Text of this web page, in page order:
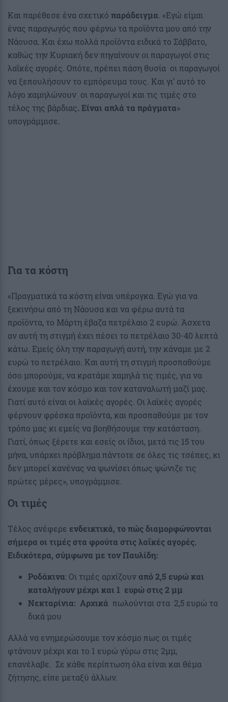
Και παρέθεσε ένα σχετικό παράδειγμα. «Εγώ είμαι
ένας παραγωγός που φέρνω τα προϊόντα μου από την
Νάουσα. Και έχω πολλά προϊόντα ειδικά το Σάββατο,
καθώς την Κυριακή δεν πηγαίνουν οι παραγωγοί στις
λαϊκές αγορές. Οπότε, πρέπει πάση θυσία οι παραγωγοί
να ξεπουλήσουν το εμπόρευμα τους. Και γι’ αυτό το
λόγο χαμηλώνουν οι παραγωγοί και τις τιμές στο
τέλος της βάρδιας. Είναι απλά τα πράγματα»
υπογράμμισε.
Για τα κόστη
«Πραγματικά τα κόστη είναι υπέρογκα. Εγώ για να
ξεκινήσω από τη Νάουσα και να φέρω αυτά τα
προϊόντα, το Μάρτη έβαζα πετρέλαιο 2 ευρώ. Άσχετα
αν αυτή τη στιγμή έχει πέσει το πετρέλαιο 30-40 λεπτά
κάτω. Εμείς όλη την παραγωγή αυτή, την κάναμε με 2
ευρώ το πετρέλαιο. Και αυτή τη στιγμή προσπαθούμε
όσο μπορούμε, να κρατάμε χαμηλά τις τιμές, για να
έχουμε και τον κόσμο και τον καταναλωτή μαζί μας.
Γιατί αυτό είναι οι λαϊκές αγορές. Οι λαϊκές αγορές
φέρνουν φρέσκα προϊόντα, και προσπαθούμε με τον
τρόπο μας κι εμείς να βοηθήσουμε την κατάσταση.
Γιατί, όπως ξέρετε και εσείς οι ίδιοι, μετά τις 15 του
μήνα, υπάρχει πρόβλημα πάντοτε σε όλες τις τσέπες, κι
δεν μπορεί κανένας να ψωνίσει όπως ψώνιζε τις
πρώτες μέρες», υπογράμμισε.
Οι τιμές
Τέλος ανέφερε ενδεικτικά, το πώς διαμορφώνονται
σήμερα οι τιμές στα φρούτα στις λαϊκές αγορές.
Ειδικότερα, σύμφωνα με τον Παυλίδη:
Ροδάκινα: Οι τιμές αρχίζουν από 2,5 ευρώ και
καταλήγουν μέχρι και 1 ευρώ στις 2 μμ
Νεκταρίνια: Αρχικά πωλούνται στα 2,5 ευρώ τα
δικά μου
Αλλά να ενημερώσουμε τον κόσμο πως οι τιμές
φτάνουν μέχρι και το 1 ευρώ γύρω στις 2μμ,
επανέλαβε. Σε κάθε περίπτωση όλα είναι και θέμα
ζήτησης, είπε μεταξύ άλλων.